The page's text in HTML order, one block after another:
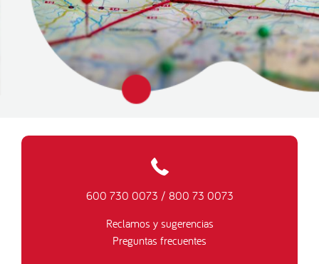
600 730 0073 / 800 73 0073
Reclamos y sugerencias
Preguntas frecuentes